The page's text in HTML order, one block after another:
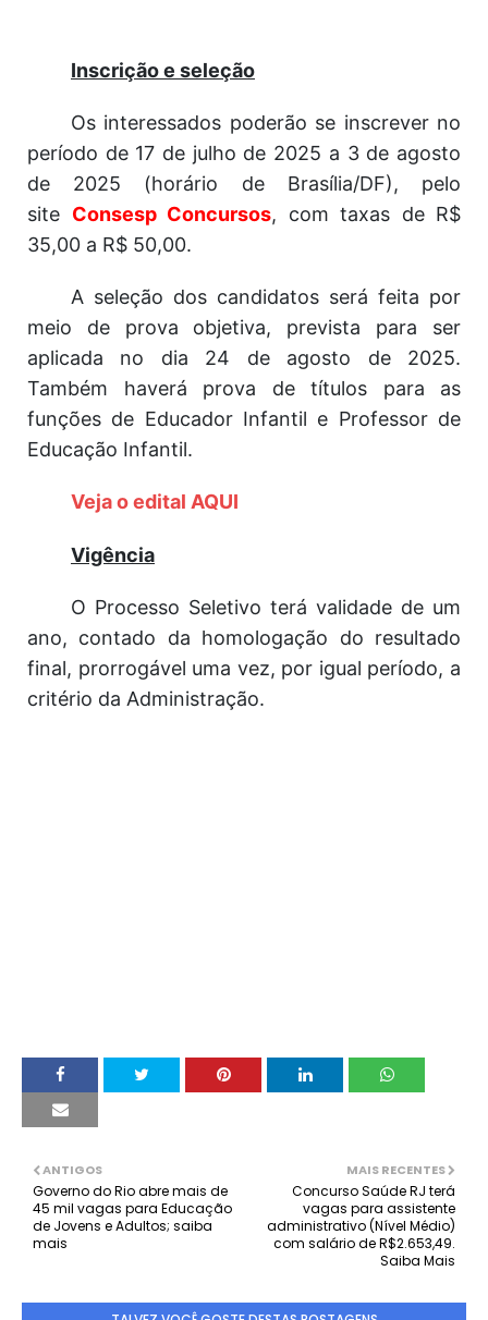
Inscrição e seleção
Os interessados poderão se inscrever no
período de 17 de julho de 2025 a 3 de agosto
de 2025 (horário de Brasília/DF), pelo
site Consesp Concursos, com taxas de R$
35,00 a R$ 50,00.
A seleção dos candidatos será feita por
meio de prova objetiva, prevista para ser
aplicada no dia 24 de agosto de 2025.
Também haverá prova de títulos para as
funções de Educador Infantil e Professor de
Educação Infantil.
Veja o edital AQUI
Vigência
O Processo Seletivo terá validade de um
ano, contado da homologação do resultado
final, prorrogável uma vez, por igual período, a
critério da Administração.
MAIS RECENTES
Concurso Saúde RJ terá
vagas para assistente
administrativo (Nível Médio)
com salário de R$2.653,49.
Saiba Mais
ANTIGOS
Governo do Rio abre mais de
45 mil vagas para Educação
de Jovens e Adultos; saiba
mais